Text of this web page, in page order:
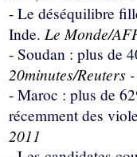
- Le déséquilibre
Inde. Le Monde/
- Soudan : plus de
20minutes/Reuters
- Maroc : plus de
récemment des
2011